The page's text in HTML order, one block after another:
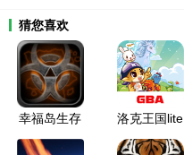
猜您喜欢
幸福岛生存
中文无限材
洛克王国lite
版安卓下载